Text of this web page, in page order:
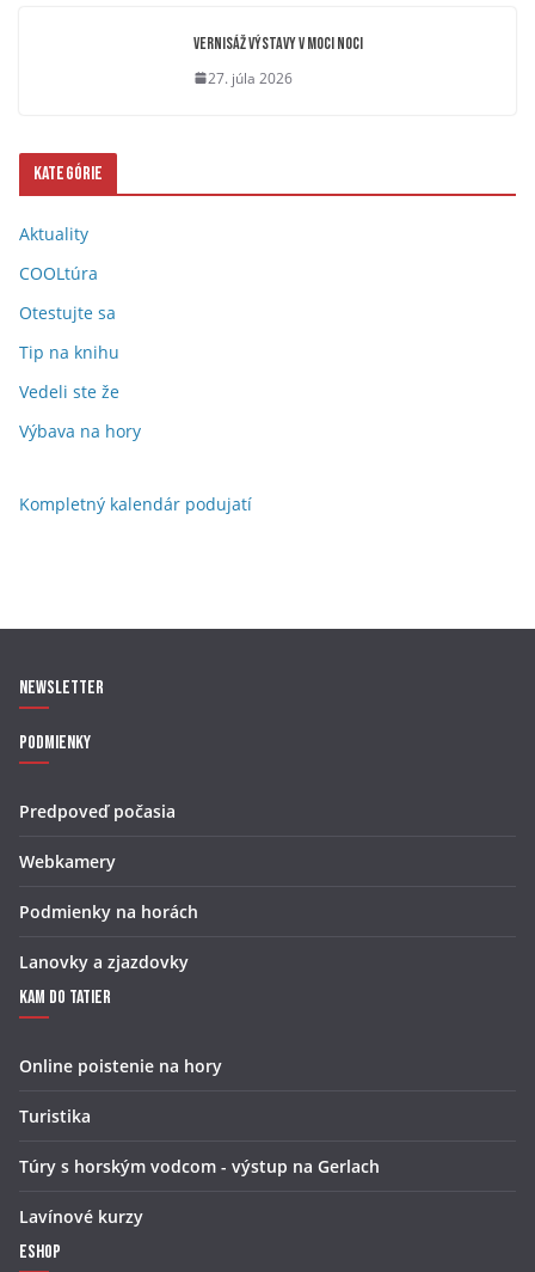
Vernisáž výstavy V moci noci
27. júla 2026
Kategórie
Aktuality
COOLtúra
Otestujte sa
Tip na knihu
Vedeli ste že
Výbava na hory
Kompletný kalendár podujatí
Newsletter
Podmienky
Predpoveď počasia
Webkamery
Podmienky na horách
Lanovky a zjazdovky
Kam do Tatier
Online poistenie na hory
Turistika
Túry s horským vodcom - výstup na Gerlach
Lavínové kurzy
Eshop